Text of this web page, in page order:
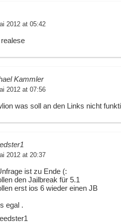
2012 at 05:42
Kammler
2012 at 07:56
was soll an den Links nicht
2012 at 20:37
ist zu Ende (:
den Jailbreak für 5.1
erst ios 6 wieder einen JB
egal .